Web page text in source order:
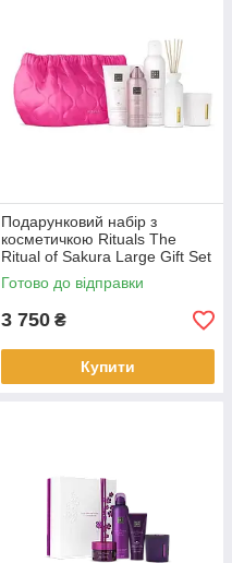
Подарунковий набір з
косметичкою Rituals The
Ritual of Sakura Large Gift Set
(203349)
Готово до відправки
3 750 ₴
Купити